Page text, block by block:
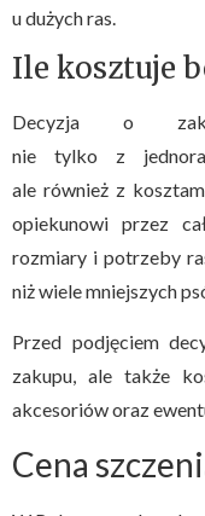
u dużych ras.
Ile kosztuje
Decyzja o
nie tylko z
ale również z
opiekunowi przez
rozmiary i potrzeby
niż wiele mniejszych
Przed podjęciem
zakupu, ale także
akcesoriów oraz
Cena